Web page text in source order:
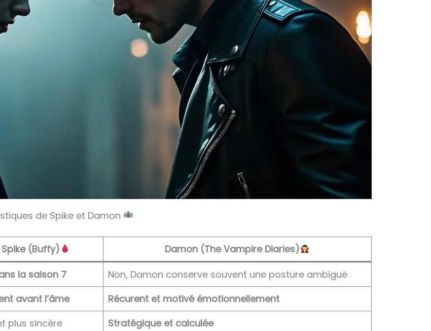
de Spike et Damon
Spike (Buffy)
Damon (The Vampire Diaries)
la saison 7
Non, Damon conserve souvent une posture ambiguë
avant l’âme
Récurent et motivé émotionnellement
plus sincère Stratégique et calculée